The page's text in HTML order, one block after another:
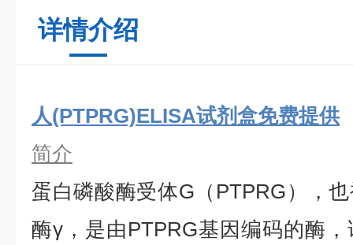
详情介绍
人(PTPRG)ELISA试剂盒免费提供
简介
蛋白磷酸酶受体G（PTPRG），
酶γ，是由PTPRG基因编码的酶